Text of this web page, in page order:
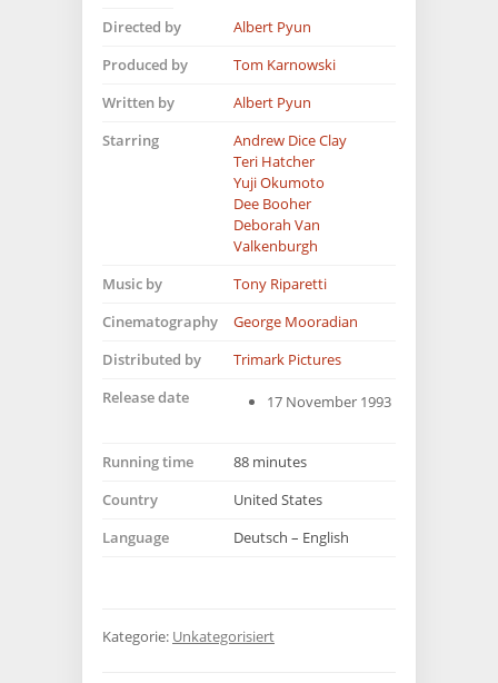
Directed by
Albert Pyun
Produced by
Tom Karnowski
Written by
Albert Pyun
Starring
Andrew Dice Clay
Teri Hatcher
Yuji Okumoto
Dee Booher
Deborah Van
Valkenburgh
Music by
Tony Riparetti
Cinematography
George Mooradian
Distributed by
Trimark Pictures
Release date
17 November 1993
Running time
88 minutes
Country
United States
Language
Deutsch – English
Kategorie: Unkategorisiert